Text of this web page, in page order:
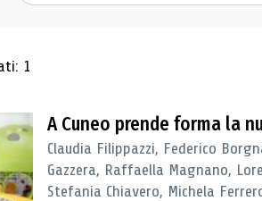
di ricerca
1
A Cuneo prende forma la
Claudia Filippazzi, Federico
Gazzera, Raffaella Magnano,
Stefania Chiavero, Michela